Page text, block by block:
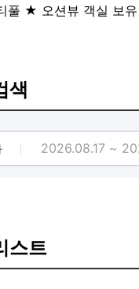
풀 ★ 오션뷰 객실 보
색
스트